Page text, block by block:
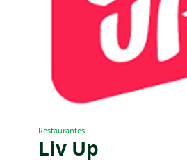
Restaurantes
Liv Up